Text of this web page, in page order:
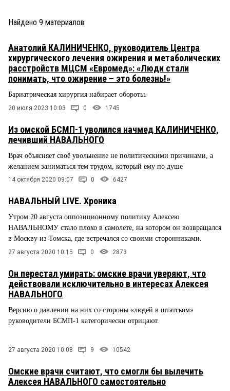
ПРОИСШЕСТВИЯ
СТИЛЬ ЖИЗНИ
Найдено 9 материалов
Анатолий КАЛИНИЧЕНКО, руководитель Центра
хирургического лечения ожирения и метаболических
расстройств МЦСМ «Евромед»: «Люди стали
понимать, что ожирение – это болезнь!»
Бариатрическая хирургия набирает обороты.
20 июля 2023 10:03 0 1745
Из омской БСМП-1 уволился начмед КАЛИНИЧЕНКО,
лечивший НАВАЛЬНОГО
Врач объясняет своё увольнение не политическими причинами, а
желанием заниматься тем трудом, который ему по душе
14 октября 2020 09:07 0 6427
НАВАЛЬНЫЙ LIVE. Хроника
Утром 20 августа оппозиционному политику Алексею
НАВАЛЬНОМУ стало плохо в самолете, на котором он возвращался
в Москву из Томска, где встречался со своими сторонниками.
27 августа 2020 10:15 0 2873
Он перестал умирать: омские врачи уверяют, что
действовали исключительно в интересах Алексея
НАВАЛЬНОГО
Версию о давлении на них со стороны «людей в штатском»
руководители БСМП-1 категорически отрицают.
27 августа 2020 10:08 9 10542
Омские врачи считают, что смогли бы вылечить
Алексея НАВАЛЬНОГО самостоятельно